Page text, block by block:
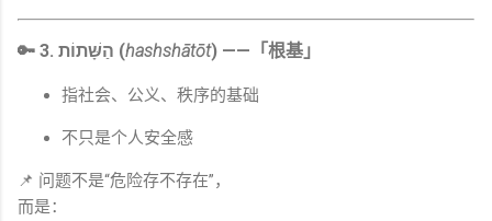
🔑 3. הַשָּׁתוֹת (hashshātōt) ——「根基」
指社会、公义、秩序的基础
不只是个人安全感
📌 问题不是“危险存不存在”，
而是：